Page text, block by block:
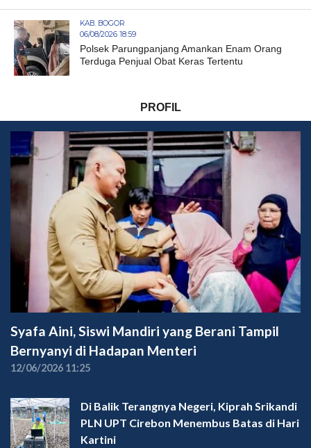
KAB. BOGOR
06/08/2026 18:59
Polsek Parungpanjang Amankan Enam Orang
Terduga Penjual Obat Keras Tertentu
PROFIL
Syafa Aini, Siswi Mandiri yang Berani Tampil
Bernyanyi di Hadapan Menteri
12/06/2026 11:25
Di Balik Terangnya Negeri, Kiprah Srikandi
PLN UPT Cirebon Menembus Batas di Hari
Kartini